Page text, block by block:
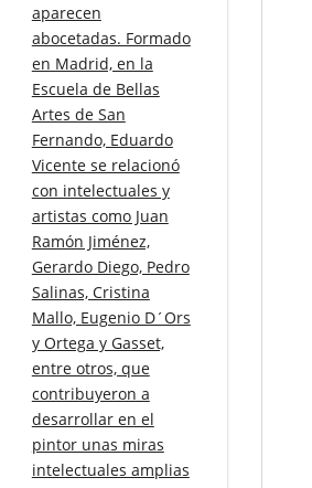
aparecen
abocetadas. Formado
en Madrid, en la
Escuela de Bellas
Artes de San
Fernando, Eduardo
Vicente se relacionó
con intelectuales y
artistas como Juan
Ramón Jiménez,
Gerardo Diego, Pedro
Salinas, Cristina
Mallo, Eugenio D´Ors
y Ortega y Gasset,
entre otros, que
contribuyeron a
desarrollar en el
pintor unas miras
intelectuales amplias